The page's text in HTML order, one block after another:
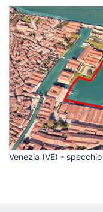
Venezia (VE) -